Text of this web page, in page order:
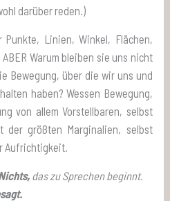
darüber reden.)
Linien, Winkel, Flächen,
Warum bleiben sie uns nicht
Bewegung, über die wir uns und
haben? Wessen Bewegung,
von allem Vorstellbaren, selbst
der größten Marginalien, selbst
Aufrichtigkeit.
das zu Sprechen beginnt.